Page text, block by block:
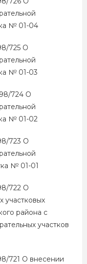
№ 01-04
725 О
№ 01-03
724 О
№ 01-02
723 О
№ 01-01
722 О
участковых
района с
участков
721 О внесении